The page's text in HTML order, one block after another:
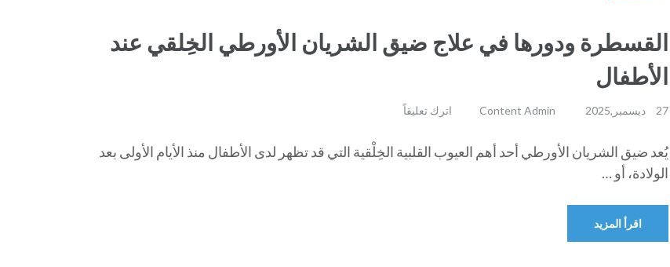
القسطرة ودورها في علاج ضيق الشريان الأورطي الخِلقي عند
الأطفال
27 ديسمبر,2025 Content Admin اترك تعليقاً
يُعد ضيق الشريان الأورطي أحد أهم العيوب القلبية الخِلْقية التي قد تظهر لدى الأطفال منذ الأيام الأولى بعد
الولادة، أو …
اقرأ المزيد